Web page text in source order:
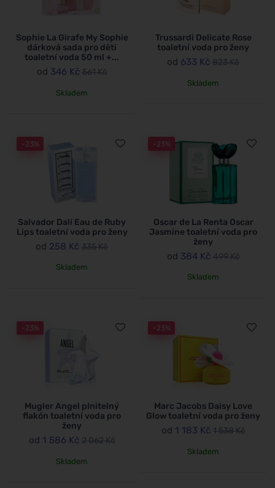
Sophie La Girafe My Sophie
dárková sada pro děti
toaletní voda 50 ml +...
od 346 Kč 561 Kč
Skladem
Trussardi Delicate Rose
toaletní voda pro ženy
od 633 Kč 823 Kč
Skladem
-23%
Salvador Dalí Eau de Ruby
Lips toaletní voda pro ženy
od 258 Kč 335 Kč
Skladem
-23%
Oscar de La Renta Oscar
Jasmine toaletní voda pro
ženy
od 384 Kč 499 Kč
Skladem
-23%
Mugler Angel plnitelný
flakón toaletní voda pro
ženy
od 1 586 Kč 2 062 Kč
Skladem
-23%
Marc Jacobs Daisy Love
Glow toaletní voda pro ženy
od 1 183 Kč 1 538 Kč
Skladem